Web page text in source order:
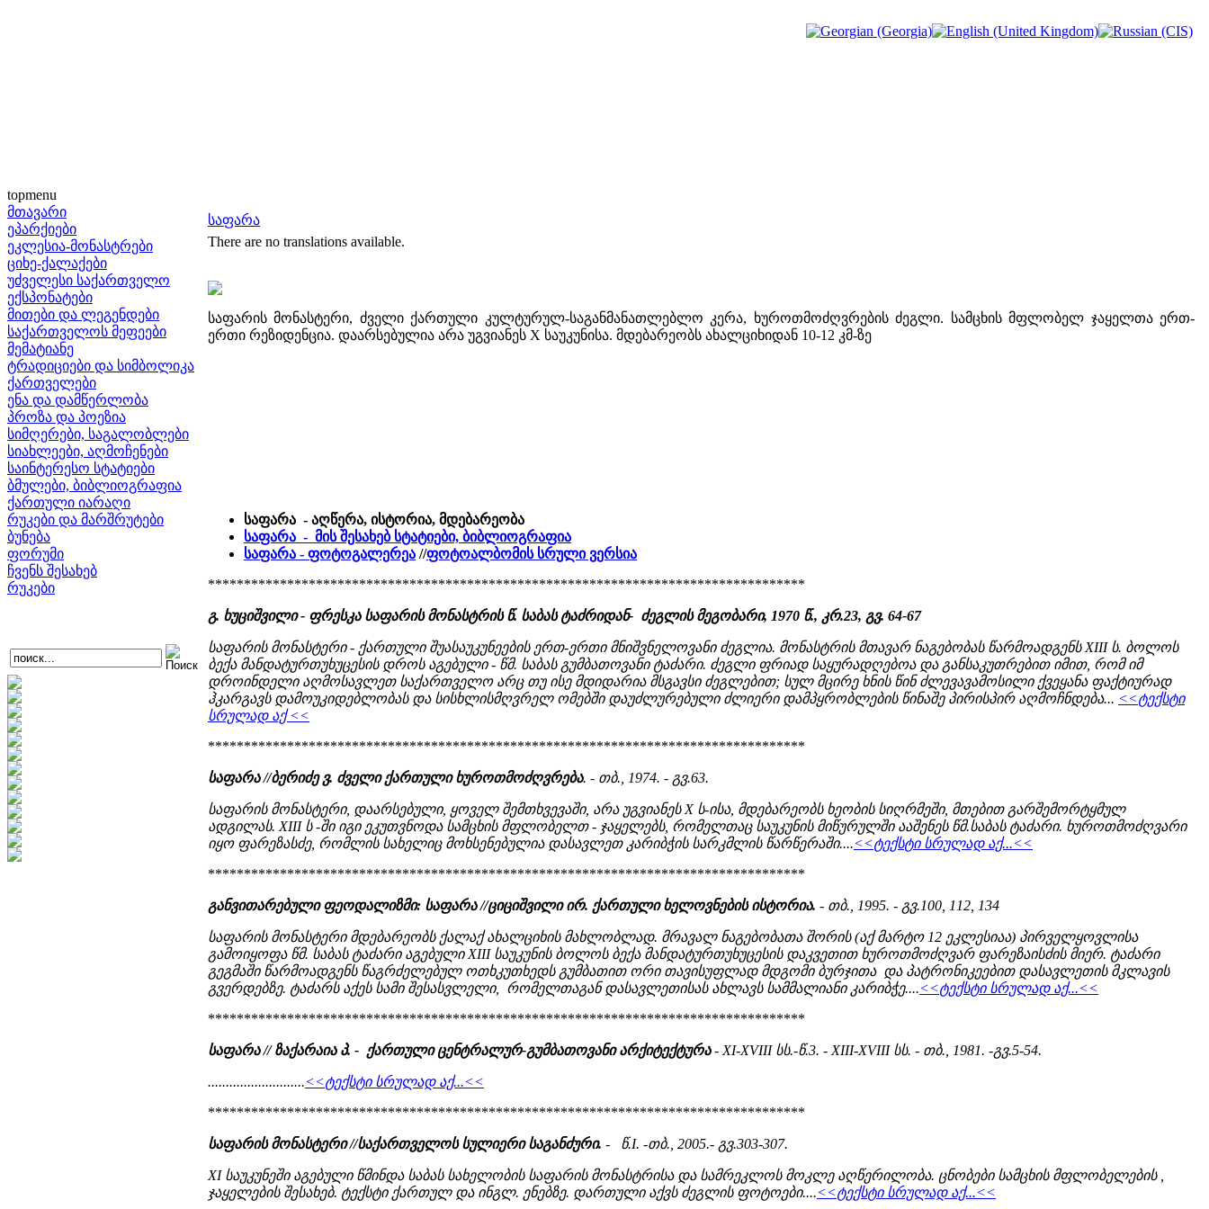
topmenu
მთავარი
ეპარქიები
ეკლესია-მონასტრები
ციხე-ქალაქები
უძველესი საქართველო
ექსპონატები
მითები და ლეგენდები
საქართველოს მეფეები
მემატიანე
ტრადიციები და სიმბოლიკა
ქართველები
ენა და დამწერლობა
პროზა და პოეზია
სიმღერები, საგალობლები
სიახლეები, აღმოჩენები
საინტერესო სტატიები
ბმულები, ბიბლიოგრაფია
ქართული იარაღი
რუკები და მარშრუტები
ბუნება
ფორუმი
ჩვენს შესახებ
რუკები
საფარა
There are no translations available.
საფარის მონასტერი, ძველი ქართული კულტურულ-საგანმანათლებლო კერა, ხუროთმოძღვრების ძეგლი. სამცხის მფლობელ ჯაყელთა ერთ-
ერთი რეზიდენცია. დაარსებულია არა უგვიანეს X საუკუნისა. მდებარეობს ახალციხიდან 10-12 კმ-ზე
საფარა - აღწერა, ისტორია, მდებარეობა
საფარა - მის შესახებ სტატიები, ბიბლიოგრაფია
საფარა - ფოტოგალერეა //ფოტოალბომის სრული ვერსია
***********************************************************************************
გ. ხუციშვილი - ფრესკა საფარის მონასტრის წ. საბას ტაძრიდან- ძეგლის მეგობარი, 1970 წ., კრ.23, გვ. 64-67
საფარის მონასტერი - ქართული შუასაუკუნეების ერთ-ერთი მნიშვნელოვანი ძეგლია. მონასტრის მთავარ ნაგებობას წარმოადგენს XIII ს. ბოლოს
ბექა მანდატურთუხუცესის დროს აგებული - წმ. საბას გუმბათოვანი ტაძარი. ძეგლი ფრიად საყურადღებოა და განსაკუთრებით იმით, რომ იმ
დროინდელი აღმოსავლეთ საქართველო არც თუ ისე მდიდარია მსგავსი ძეგლებით; სულ მცირე ხნის წინ ძლევავამოსილი ქვეყანა ფაქტიურად
ჰკარგავს დამოუკიდებლობას და სისხლისმღვრელ ომებში დაუძლურებული ძლიერი დამპყრობლების წინაშე პირისპირ აღმოჩნდება... <<ტექსტი
სრულად აქ <<
***********************************************************************************
საფარა //ბერიძე ვ. ძველი ქართული ხუროთმოძღვრება. - თბ., 1974. - გვ.63.
საფარის მონასტერი, დაარსებული, ყოველ შემთხვევაში, არა უგვიანეს X ს-ისა, მდებარეობს ხეობის სიღრმეში, მთებით გარშემორტყმულ
ადგილას. XIII ს -ში იგი ეკუთვნოდა სამცხის მფლობელთ - ჯაყელებს, რომელთაც საუკუნის მიწურულში ააშენეს წმ.საბას ტაძარი. ხუროთმოძღვარი
იყო ფარეზასძე, რომლის სახელიც მოხსენებულია დასავლეთ კარიბჭის სარკმლის წარწერაში....<<ტექსტი სრულად აქ...<<
***********************************************************************************
განვითარებული ფეოდალიზმი: საფარა //ციციშვილი ირ. ქართული ხელოვნების ისტორია. - თბ., 1995. - გვ.100, 112, 134
საფარის მონასტერი მდებარეობს ქალაქ ახალციხის მახლობლად. მრავალ ნაგებობათა შორის (აქ მარტო 12 ეკლესიაა) პირველყოვლისა
გამოიყოფა წმ. საბას ტაძარი აგებული XIII საუკუნის ბოლოს ბექა მანდატურთუხუცესის დაკვეთით ხუროთმოძღვარ ფარეზაისძის მიერ. ტაძარი
გეგმაში წარმოადგენს წაგრძელებულ ოთხკუთხედს გუმბათით ორი თავისუფლად მდგომი ბურჯითა და პატრონიკეებით დასავლეთის მკლავის
გვერდებზე. ტაძარს აქეს სამი შესასვლელი, რომელთაგან დასავლეთისას ახლავს სამმალიანი კარიბჭე....<<ტექსტი სრულად აქ...<<
***********************************************************************************
საფარა // ზაქარაია პ. - ქართული ცენტრალურ-გუმბათოვანი არქიტექტურა- XI-XVIII სს.-წ.3. - XIII-XVIII სს. - თბ., 1981. -გვ.5-54.
...........................<<ტექსტი სრულად აქ...<<
***********************************************************************************
საფარის მონასტერი //საქართველოს სულიერი საგანძური. - წ.I. -თბ., 2005.- გვ.303-307.
XI საუკუნეში აგებული წმინდა საბას სახელობის საფარის მონასტრისა და სამრეკლოს მოკლე აღწერილობა. ცნობები სამცხის მფლობელების ,
ჯაყელების შესახებ. ტექსტი ქართულ და ინგლ. ენებზე. დართული აქვს ძეგლის ფოტოები....<<ტექსტი სრულად აქ...<<